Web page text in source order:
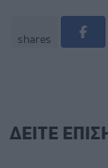
shares
ΔΕΙΤΕ